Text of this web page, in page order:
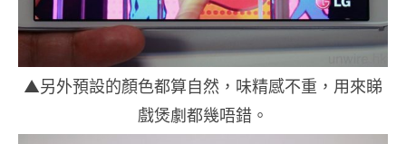
▲另外預設的顏色都算自然，味精感不重，用來睇
戲煲劇都幾唔錯。